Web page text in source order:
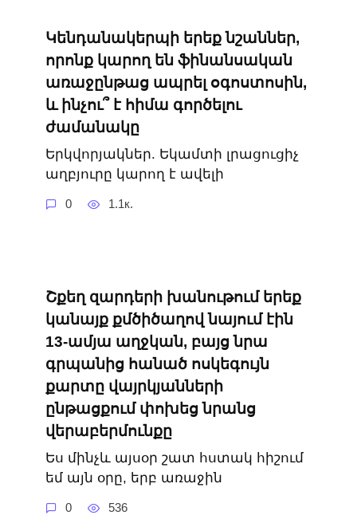
Կենդանակերպի երեք նշաններ,
որոնք կարող են ֆինանսական
առաջընթաց ապրել օգոստոսին,
և ինչու՞ է հիմա գործելու
ժամանակը
Երկվորյակներ. Եկամտի լրացուցիչ
աղբյուրը կարող է ավելի
0 1.1к.
Շքեղ զարդերի խանութում երեք
կանայք քմծիծաղով նայում էին
13-ամյա աղջկան, բայց նրա
գրպանից հանած ոսկեգույն
քարտը վայրկյանների
ընթացքում փոխեց նրանց
վերաբերմունքը
Ես մինչև այսօր շատ հստակ հիշում
եմ այն օրը, երբ առաջին
0 536